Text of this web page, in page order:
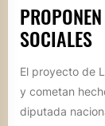
SOCIALES
El proyecto de
y cometan
diputada